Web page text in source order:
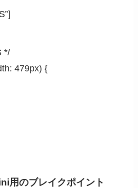
*/
479px) {
用のブレイクポイント